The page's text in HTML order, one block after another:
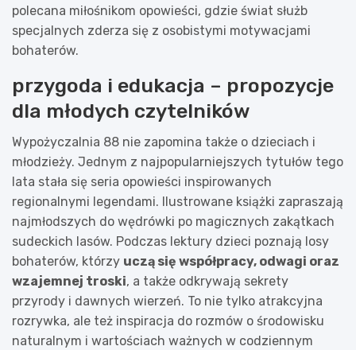
polecana miłośnikom opowieści, gdzie świat służb
specjalnych zderza się z osobistymi motywacjami
bohaterów.
przygoda i edukacja – propozycje
dla młodych czytelników
Wypożyczalnia 88 nie zapomina także o dzieciach i
młodzieży. Jednym z najpopularniejszych tytułów tego
lata stała się seria opowieści inspirowanych
regionalnymi legendami. Ilustrowane książki zapraszają
najmłodszych do wędrówki po magicznych zakątkach
sudeckich lasów. Podczas lektury dzieci poznają losy
bohaterów, którzy uczą się współpracy, odwagi oraz
wzajemnej troski, a także odkrywają sekrety
przyrody i dawnych wierzeń. To nie tylko atrakcyjna
rozrywka, ale też inspiracja do rozmów o środowisku
naturalnym i wartościach ważnych w codziennym